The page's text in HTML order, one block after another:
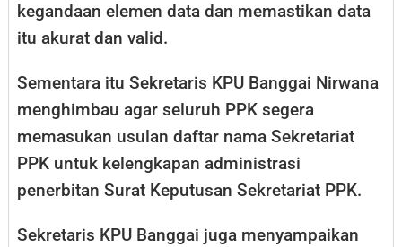
kegandaan elemen data dan memastikan data
itu akurat dan valid.
Sementara itu Sekretaris KPU Banggai Nirwana
menghimbau agar seluruh PPK segera
memasukan usulan daftar nama Sekretariat
PPK untuk kelengkapan administrasi
penerbitan Surat Keputusan Sekretariat PPK.
Sekretaris KPU Banggai juga menyampaikan